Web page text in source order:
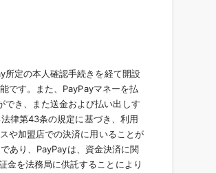
所定の本人確認手続きを経て開設
です。また、PayPayマネーを払
でき、また送金および払い出しす
律第43条の規定に基づき、利用
や加盟店での決済に用いることが
あり、PayPayは、資金決済に関
金を法務局に供託することにより